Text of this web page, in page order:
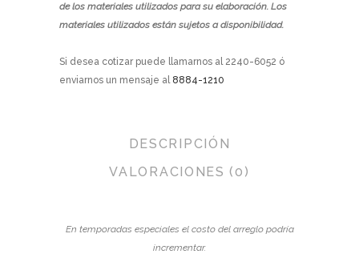
de los materiales utilizados para su elaboración. Los
materiales utilizados están sujetos a disponibilidad.
Si desea cotizar puede llamarnos al 2240-6052 ó
enviarnos un mensaje al 8884-1210
DESCRIPCIÓN
VALORACIONES (0)
En temporadas especiales el costo del arreglo podría
incrementar.